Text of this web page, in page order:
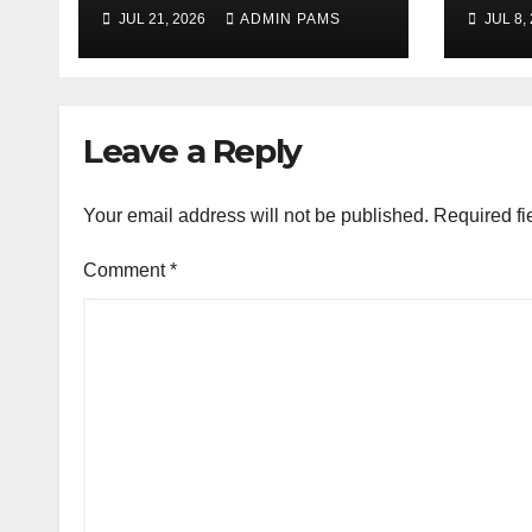
BERASASKAN
HYPNOTHERAPY
SARAWAK
JUL 21, 2026 ADMIN PAMS JUL 8,
Leave a Reply
Your email address will not be published. Required
Comment*